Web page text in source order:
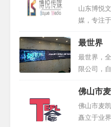
校，我们依据外教的学历背景
量的外籍教师，他们大多拥
持有TESOL证书及丰富教学经
成功率。对于外教，我们则从
教学理念等方面严格筛选接受
品质。我们...
山东博悦
媒，专注
经纪、高
等多元化
业内精英
推动国际
深入交流
时代步伐
司还为外
福利，使
最世界
最世界，
限公司，
供专业的
国工作，
团队创立
国际人才
佛山市
佛山市麦
矗立于业